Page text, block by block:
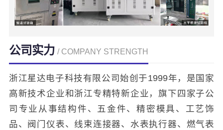
公司实力 / COMPANY STRENGTH
浙江星达电子科技有限公司始创于1999年，是国家
高新技术企业和浙江专精特新企业，旗下四家子公
司专业从事结构件、五金件、精密模具、工艺饰
品、阀门仪表、线束连接器、水表执行器、燃气表